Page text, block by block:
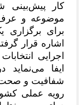
کار پیش‌بینی
موضوعه و
برای برگزاری
اشاره قرار
اجرایی
ایفا
شفافیت و صحت
رویه عملی